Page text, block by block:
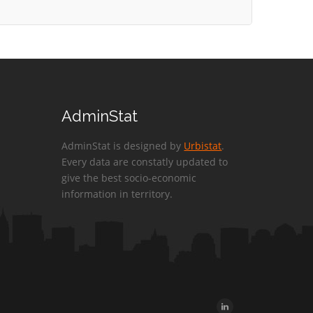
AdminStat
AdminStat is designed by Urbistat.
Every data are constatly updated to
give the best socio-economic
information in territory.